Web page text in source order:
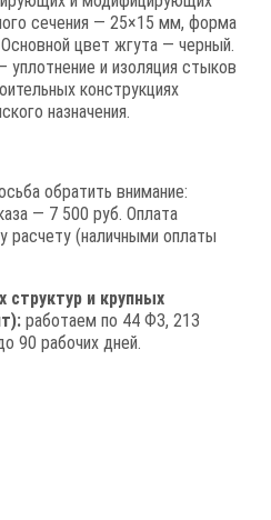
сечения — 25×15 мм, форма
цвет жгута — черный.
и изоляция стыков
конструкциях
назначения.
обратить внимание:
— 7 500 руб. Оплата
расчету (наличными оплаты
и крупных
работаем по 44 ФЗ, 213
90 рабочих дней.